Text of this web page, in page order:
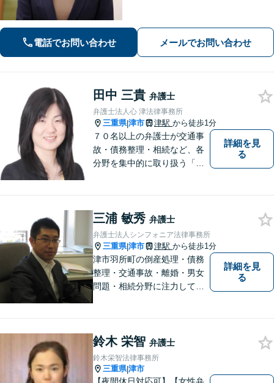
にご相談ください。
電話でお問い合わせ メールでお問い合わせ
田中 三貴 弁護士
弁護士法人心 津法律事務所
三重県|津市 津駅 から徒歩1分
７０名以上の弁護士が交通事
故・債務整理・相続など、各
分野を集中的に取り扱う「分
できるよう努めております。
詳細を見
る
三浦 敏秀 弁護士
弁護士法人シンフォニア法律事務所
三重県|津市 津駅 から徒歩1分
津市羽所町の倒産処理・債務
整理・交通事故・離婚・男女
問題・相続分野に注力してい
相談は初回無料】【夜間予約
可能】
詳細を見
る
鈴木 栄智 弁護士
鈴木栄智法律事務所
三重県|津市